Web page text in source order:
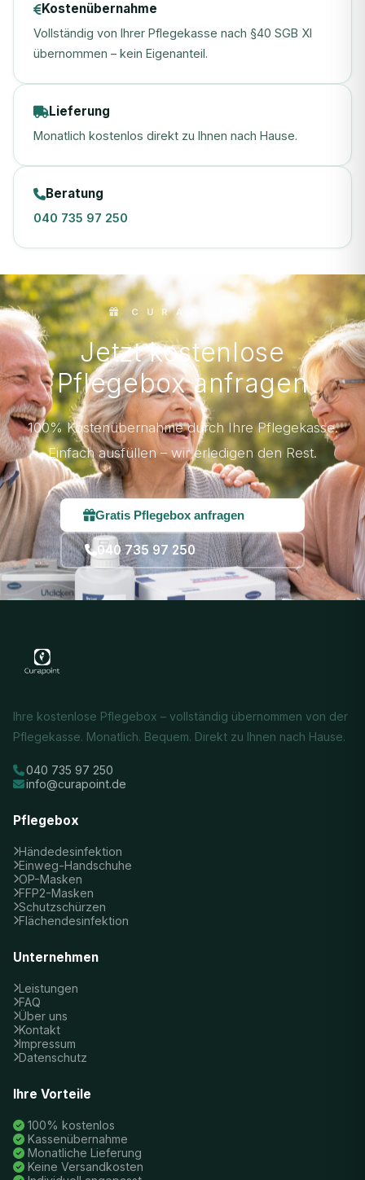
Kostenübernahme
Vollständig von Ihrer Pflegekasse nach §40 SGB XI
übernommen – kein Eigenanteil.
Lieferung
Monatlich kostenlos direkt zu Ihnen nach Hause.
Beratung
040 735 97 250
C U R A P O I N T
Jetzt kostenlose
Pflegebox anfragen
100% Kostenübernahme durch Ihre Pflegekasse.
Einfach ausfüllen – wir erledigen den Rest.
Gratis Pflegebox anfragen
040 735 97 250
Ihre kostenlose Pflegebox – vollständig übernommen von der
Pflegekasse. Monatlich. Bequem. Direkt zu Ihnen nach Hause.
040 735 97 250
info@curapoint.de
Pflegebox
Händedesinfektion
Einweg-Handschuhe
OP-Masken
FFP2-Masken
Schutzschürzen
Flächendesinfektion
Unternehmen
Leistungen
FAQ
Über uns
Kontakt
Impressum
Datenschutz
Ihre Vorteile
100% kostenlos
Kassenübernahme
Monatliche Lieferung
Keine Versandkosten